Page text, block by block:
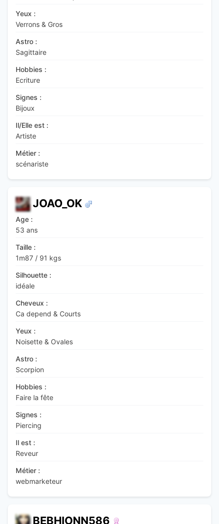
Yeux :
Verrons & Gros
Astro :
Sagittaire
Hobbies :
Ecriture
Signes :
Bijoux
Il/Elle est :
Artiste
Métier :
scénariste
JOAO_OK
Age :
53 ans
Taille :
1m87 / 91 kgs
Silhouette :
idéale
Cheveux :
Ca depend & Courts
Yeux :
Noisette & Ovales
Astro :
Scorpion
Hobbies :
Faire la fête
Signes :
Piercing
Il est :
Reveur
Métier :
webmarketeur
BEBHIONN586